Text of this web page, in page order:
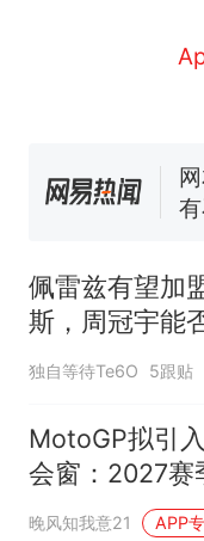
佩雷兹有望加
斯，周冠宇能
舱？
独自等待Te6O 5跟贴
MotoGP拟引
会窗：2027赛
已提前签约引
晚风知我意21 APP